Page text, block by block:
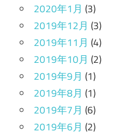
2020年1月 (3)
2019年12月 (3)
2019年11月 (4)
2019年10月 (2)
2019年9月 (1)
2019年8月 (1)
2019年7月 (6)
2019年6月 (2)